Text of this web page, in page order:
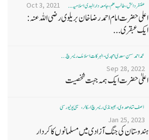
غضنفر دانش، طالب علم، جامعہ دارالہدی اسلامیہ ... Oct 3, 2021
اعلی حضرت امام احمد رضا خان بریلوی رضی اللہ عنہ:
ایک عبقری...
محمد احمد حسن سعدی امجدی - البرکات اسلامک ریسرچ ...
Sep 28, 2022
اعلیٰ حضرت ایک ہمہ جہت شخصیت
آصف شاہ ھدوی، بھیونڈی ریسرچ اسکالر، ممبئی یونیورسٹی
Jan 25, 2023
ہندوستان کی جنگ آزادی میں مسلمانوں کا کردار